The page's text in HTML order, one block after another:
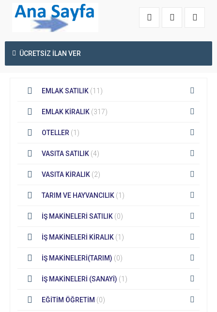
ÜCRETSİZ İLAN VER
EMLAK SATILIK (11)
EMLAK KİRALIK (317)
OTELLER (1)
VASITA SATILIK (4)
VASITA KİRALIK (2)
TARIM VE HAYVANCILIK (1)
İŞ MAKİNELERİ SATILIK (0)
İŞ MAKİNELERİ KİRALIK (1)
İŞ MAKİNELERİ(TARIM) (0)
İŞ MAKİNELERİ (SANAYİ) (1)
EĞİTİM ÖĞRETİM (0)